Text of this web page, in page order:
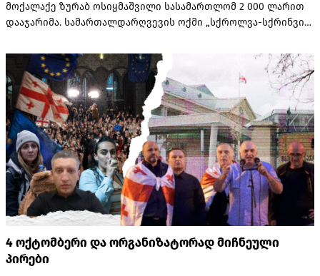
მოქალაქე ზურაბ ოსიყმაშვილი სასამართლომ 2 000 ლარით
დააჯარიმა. სამართალდარღვევის ოქმი „სქროლვა-სქრინვის”
Topuria-ს ექაუნთი ინდენტიფიცირებული აქვს, როგორც
არაავთენტური ანგარიში, რომელიც სხვა ექაუნთების
მსგავსად, სისტემატიურად ავრცელებს მოლკე ვიდეოებს,
რომლებიც ფოკუსირებულია ოპოზიციის, არასამთავრობო
სექტორისა და დასავლური კურსის მხარდამჭერი აქტორების
დისკრედიტაციაზე.
4 ოქტომბერი და ორგანიზატორად მიჩნეული
პირები